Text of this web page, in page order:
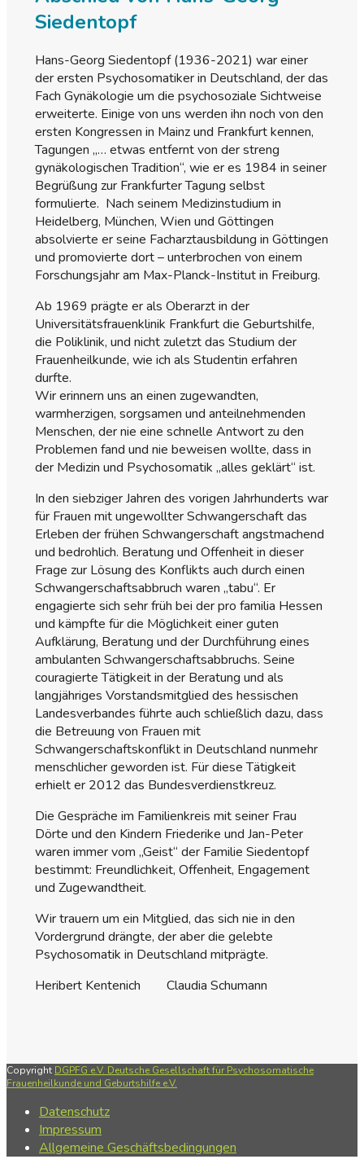
Siedentopf
Hans-Georg Siedentopf (1936-2021) war einer
der ersten Psychosomatiker in Deutschland, der das
Fach Gynäkologie um die psychosoziale Sichtweise
erweiterte. Einige von uns werden ihn noch von den
ersten Kongressen in Mainz und Frankfurt kennen,
Tagungen „… etwas entfernt von der streng
gynäkologischen Tradition“, wie er es 1984 in seiner
Begrüßung zur Frankfurter Tagung selbst
formulierte. Nach seinem Medizinstudium in
Heidelberg, München, Wien und Göttingen
absolvierte er seine Facharztausbildung in Göttingen
und promovierte dort – unterbrochen von einem
Forschungsjahr am Max-Planck-Institut in Freiburg.
Ab 1969 prägte er als Oberarzt in der
Universitätsfrauenklinik Frankfurt die Geburtshilfe,
die Poliklinik, und nicht zuletzt das Studium der
Frauenheilkunde, wie ich als Studentin erfahren
durfte.
Wir erinnern uns an einen zugewandten,
warmherzigen, sorgsamen und anteilnehmenden
Menschen, der nie eine schnelle Antwort zu den
Problemen fand und nie beweisen wollte, dass in
der Medizin und Psychosomatik „alles geklärt“ ist.
In den siebziger Jahren des vorigen Jahrhunderts war
für Frauen mit ungewollter Schwangerschaft das
Erleben der frühen Schwangerschaft angstmachend
und bedrohlich. Beratung und Offenheit in dieser
Frage zur Lösung des Konflikts auch durch einen
Schwangerschaftsabbruch waren „tabu“. Er
engagierte sich sehr früh bei der pro familia Hessen
und kämpfte für die Möglichkeit einer guten
Aufklärung, Beratung und der Durchführung eines
ambulanten Schwangerschaftsabbruchs. Seine
couragierte Tätigkeit in der Beratung und als
langjähriges Vorstandsmitglied des hessischen
Landesverbandes führte auch schließlich dazu, dass
die Betreuung von Frauen mit
Schwangerschaftskonflikt in Deutschland nunmehr
menschlicher geworden ist. Für diese Tätigkeit
erhielt er 2012 das Bundesverdienstkreuz.
Die Gespräche im Familienkreis mit seiner Frau
Dörte und den Kindern Friederike und Jan-Peter
waren immer vom „Geist“ der Familie Siedentopf
bestimmt: Freundlichkeit, Offenheit, Engagement
und Zugewandtheit.
Wir trauern um ein Mitglied, das sich nie in den
Vordergrund drängte, der aber die gelebte
Psychosomatik in Deutschland mitprägte.
Heribert Kentenich Claudia Schumann
Copyright DGPFG e.V. Deutsche Gesellschaft für Psychosomatische
Frauenheilkunde und Geburtshilfe e.V.
Datenschutz
Impressum
Allgemeine Geschäftsbedingungen